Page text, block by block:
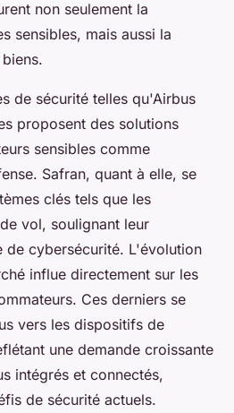
non seulement la
sensibles, mais aussi la
de sécurité telles qu'Airbus
proposent des solutions
sensibles comme
Safran, quant à elle, se
clés tels que les
vol, soulignant leur
de cybersécurité. L'évolution
influe directement sur les
Ces derniers se
vers les dispositifs de
une demande croissante
intégrés et connectés,
de sécurité actuels.